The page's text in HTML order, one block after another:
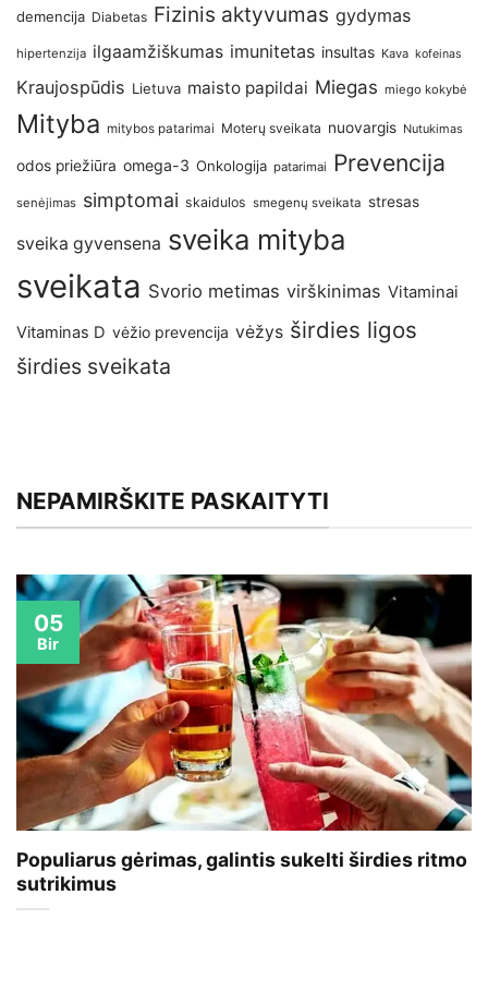
demencija Diabetas Fizinis aktyvumas gydymas
hipertenzija ilgaamžiškumas imunitetas insultas Kava kofeinas
Kraujospūdis Lietuva maisto papildai Miegas miego kokybė
Mityba mitybos patarimai Moterų sveikata nuovargis Nutukimas
odos priežiūra omega-3 Onkologija patarimai Prevencija
senėjimas simptomai skaidulos smegenų sveikata stresas
sveika gyvensena sveika mityba
sveikata Svorio metimas virškinimas Vitaminai
Vitaminas D vėžio prevencija vėžys širdies ligos
širdies sveikata
NEPAMIRŠKITE PASKAITYTI
Populiarus gėrimas, galintis sukelti širdies ritmo
sutrikimus
05
Bir